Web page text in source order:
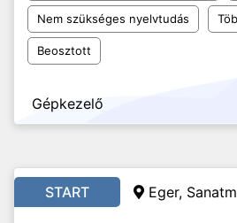
Nem szükséges nyelvtudás
Beosztott
Gépkezelő
START Eger,